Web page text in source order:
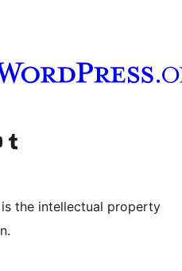
accountkanava
Visit our Tumblr account
the intellectual property